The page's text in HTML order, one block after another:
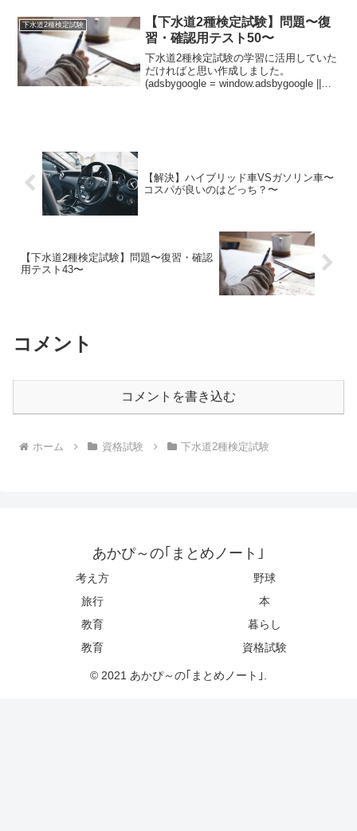
【A:共通...
下水道2種検定試験
【下水道2種検定試験】問題〜復
習・確認用テスト50〜
下水道2種検定試験の学習に活用していた
だければと思い作成しました。
(adsbygoogle = window.adsbygoogle ||
【解決】ハイブリッド車VSガソリン車〜
コスパが良いのはどっち？〜
【下水道2種検定試験】問題〜復習・確認
用テスト43〜
コメント
コメントを書き込む
ホーム 資格試験 下水道2種検定試験
あかぴ～の｢まとめノート｣
考え方
野球
旅行
本
教育
暮らし
教育
資格試験
© 2021 あかぴ～の｢まとめノート｣.